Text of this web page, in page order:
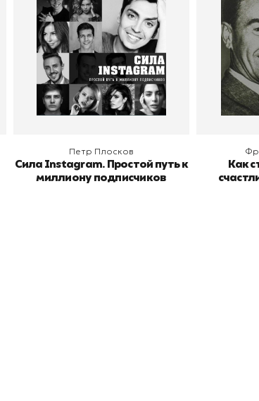
В корзину
Петр Плосков
Сила Instagram. Простой путь к
миллиону подписчиков
В
Как